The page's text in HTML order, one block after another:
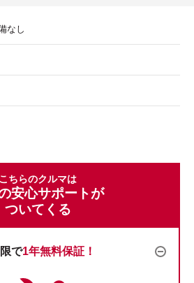
なし
こちらのクルマは
安心サポートが
ついてくる
で1年無料保証！